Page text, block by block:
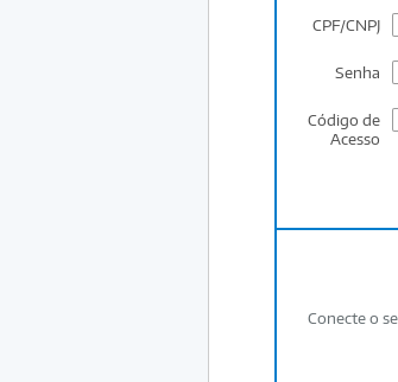
CPF/CNPJ
Senha
Código de
Acesso
Conecte o